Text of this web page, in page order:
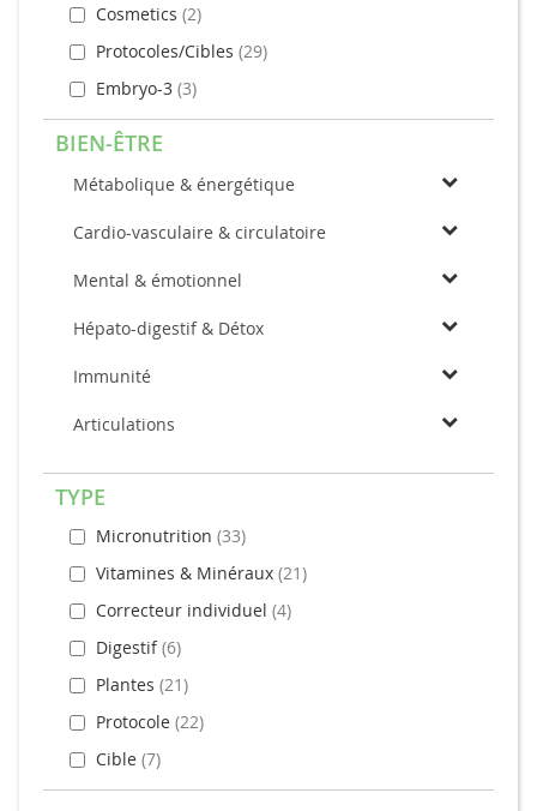
Cosmetics 2
Protocoles/Cibles 29
Embryo-3 3
BIEN-ÊTRE
Métabolique & énergétique
Cardio-vasculaire & circulatoire
Mental & émotionnel
Hépato-digestif & Détox
Immunité
Articulations
TYPE
Micronutrition 33
Vitamines & Minéraux 21
Correcteur individuel 4
Digestif 6
Plantes 21
Protocole 22
Cible 7